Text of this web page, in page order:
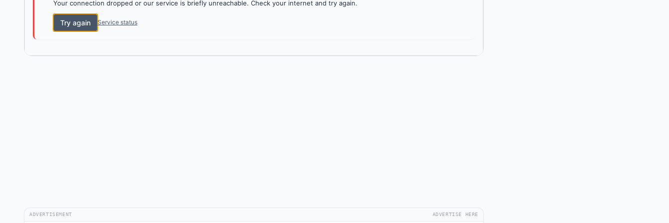
Your connection dropped or our service is briefly unreachable. Check your internet and try again.
Try again Service status
ADVERTISEMENT ADVERTISE HERE